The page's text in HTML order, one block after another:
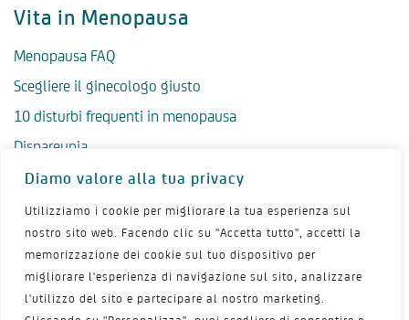
Diamo valore alla tua privacy
Utilizziamo i cookie per migliorare la tua esperienza sul
nostro sito web. Facendo clic su "Accetta tutto", accetti la
memorizzazione dei cookie sul tuo dispositivo per
migliorare l'esperienza di navigazione sul sito, analizzare
l'utilizzo del sito e partecipare al nostro marketing.
Vita in Menopausa
Menopausa FAQ
Scegliere il ginecologo giusto
10 disturbi frequenti in menopausa
Dispareunia
Perdite vaginali
Menopausa e ciclo mestruale
Menopausa precoce
Salute psicologica in menopausa